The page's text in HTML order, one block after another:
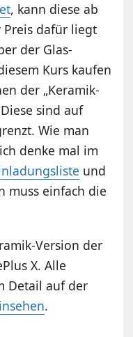
, kann diese ab
dafür liegt
der Glas-
Kurs kaufen
der „Keramik-
sind auf
Wie man
denke mal im
und
muss einfach die
Version der
X. Alle
Detail auf der
.